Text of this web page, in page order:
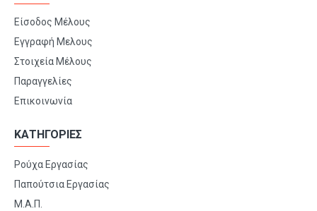
Είσοδος Μέλους
Εγγραφή Μελους
Στοιχεία Μέλους
Παραγγελίες
Επικοινωνία
ΚΑΤΗΓΟΡΙΕΣ
Ρούχα Εργασίας
Παπούτσια Εργασίας
Μ.Α.Π.